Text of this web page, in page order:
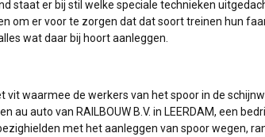
staat er bij stil welke speciale technieken
om er voor te zorgen dat dat soort treinen hun
wat daar bij hoort aanleggen.
vit waarmee de werkers van het spoor in de
au auto van RAILBOUW B.V. in LEERDAM, een
met het aanleggen van spoor wegen,